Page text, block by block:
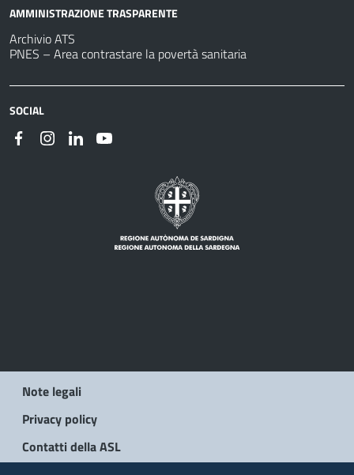
AMMINISTRAZIONE TRASPARENTE
Archivio ATS
PNES – Area contrastare la povertà sanitaria
SOCIAL
Note legali
Privacy policy
Contatti della ASL